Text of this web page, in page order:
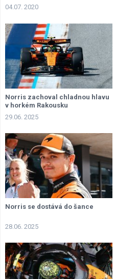
04.07. 2020
Norris zachoval chladnou hlavu
v horkém Rakousku
29.06. 2025
Norris se dostává do šance
28.06. 2025